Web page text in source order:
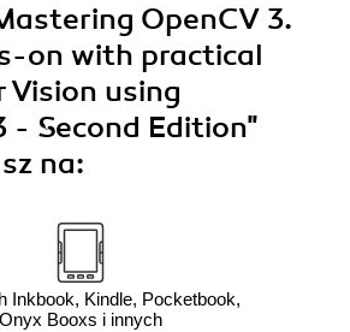
OpenCV 3.
on with practical
Vision using
- Second Edition"
na:
Inkbook, Kindle, Pocketbook,
Onyx Booxs i innych